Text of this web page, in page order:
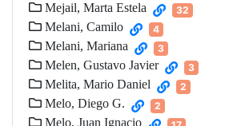
Mejail, Marta Estela 32
Melani, Camilo 4
Melani, Mariana 3
Melen, Gustavo Javier 3
Melita, Mario Daniel 2
Melo, Diego G. 2
Melo, Juan Ignacio